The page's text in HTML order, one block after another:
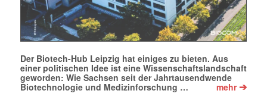
Der Biotech-Hub Leipzig hat einiges zu bieten. Aus
einer politischen Idee ist eine Wissenschaftslandschaft
geworden: Wie Sachsen seit der Jahrtausendwende
Biotechnologie und Medizinforschung …
mehr➔